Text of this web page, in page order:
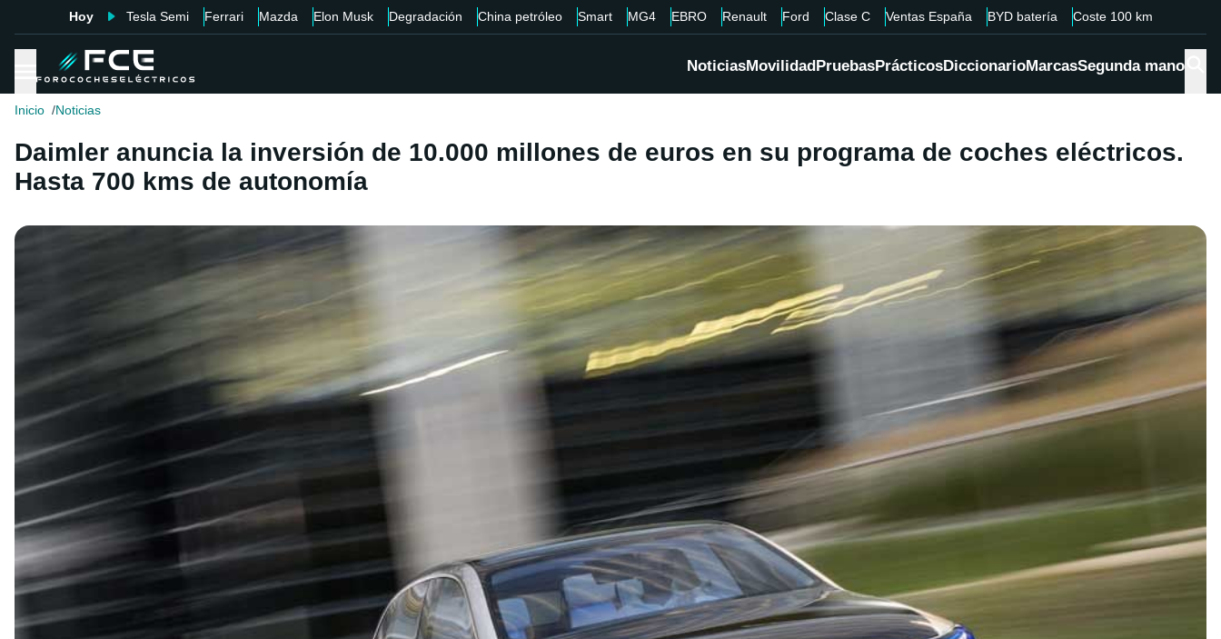
Hoy Tesla Semi Ferrari Mazda Elon Musk Degradación China petróleo Smart MG4 EBRO Renault Ford Clase C Ventas España BYD batería Coste 100 km
NoticiasMovilidadPruebasPrácticosDiccionarioMarcasSegunda mano
Inicio Noticias
Daimler anuncia la inversión de 10.000 millones de euros en su programa de coches eléctricos.
Hasta 700 kms de autonomía